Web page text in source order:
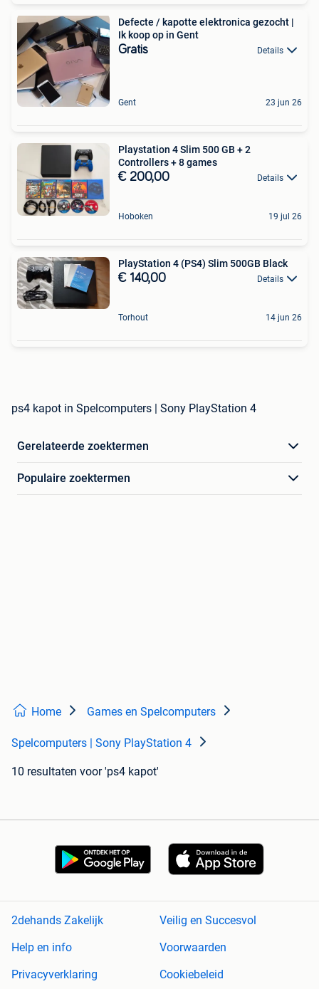
Defecte / kapotte elektronica gezocht |
Ik koop op in Gent
Gratis Details
Gent 23 jun 26
Playstation 4 Slim 500 GB + 2
Controllers + 8 games
€ 200,00 Details
Hoboken 19 jul 26
PlayStation 4 (PS4) Slim 500GB Black
€ 140,00 Details
Torhout 14 jun 26
ps4 kapot in Spelcomputers | Sony PlayStation 4
Gerelateerde zoektermen
Populaire zoektermen
Home Games en Spelcomputers
Spelcomputers | Sony PlayStation 4
10 resultaten voor 'ps4 kapot'
2dehands Zakelijk
Veilig en Succesvol
Help en info
Voorwaarden
Privacyverklaring
Cookiebeleid